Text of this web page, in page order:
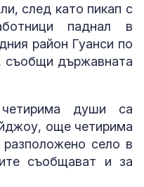
след като пикап с
паднал в
район Гуанси по
съобщи държавната
души са
още четирима
село в
съобщават и за